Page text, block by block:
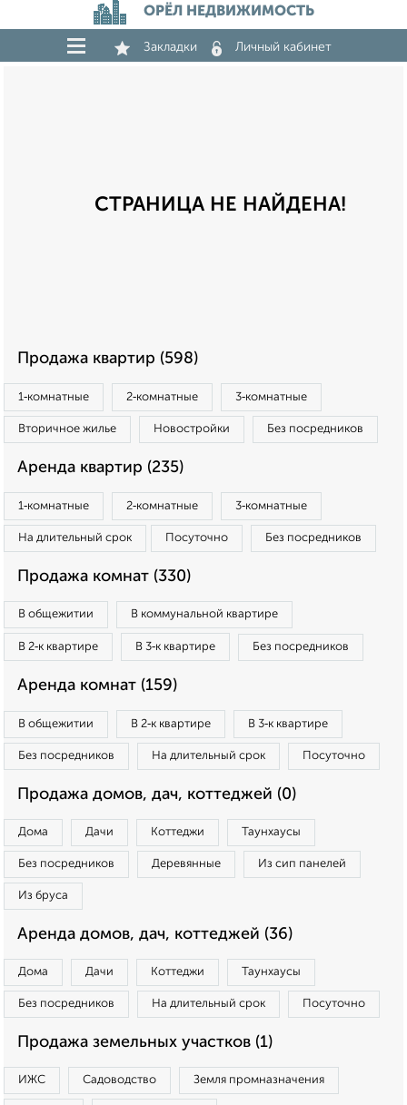
ОРЁЛ НЕДВИЖИМОСТЬ
Закладки Личный кабинет
СТРАНИЦА НЕ НАЙДЕНА!
Продажа квартир (598)
1‑комнатные 2‑комнатные 3‑комнатные
Вторичное жилье Новостройки Без посредников
Аренда квартир (235)
1‑комнатные 2‑комнатные 3‑комнатные
На длительный срок Посуточно Без посредников
Продажа комнат (330)
В общежитии В коммунальной квартире
В 2‑к квартире В 3‑к квартире Без посредников
Аренда комнат (159)
В общежитии В 2‑к квартире В 3‑к квартире
Без посредников На длительный срок Посуточно
Продажа домов, дач, коттеджей (0)
Дома Дачи Коттеджи Таунхаусы
Без посредников Деревянные Из сип панелей
Из бруса
Аренда домов, дач, коттеджей (36)
Дома Дачи Коттеджи Таунхаусы
Без посредников На длительный срок Посуточно
Продажа земельных участков (1)
ИЖС Садоводство Земля промназначения